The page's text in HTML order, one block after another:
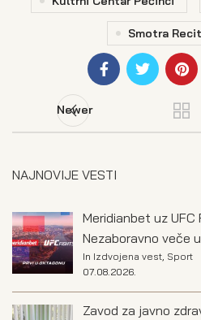
Smotra
Newer
NAJNOVIJE VESTI
Meridianbet uz
Nezaboravno veče
In Izdvojena vest, Sport
07.08.2026.
Zavod za javno